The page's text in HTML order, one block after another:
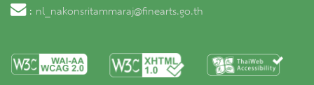
: nl_nakonsritammaraj@finearts.go.th